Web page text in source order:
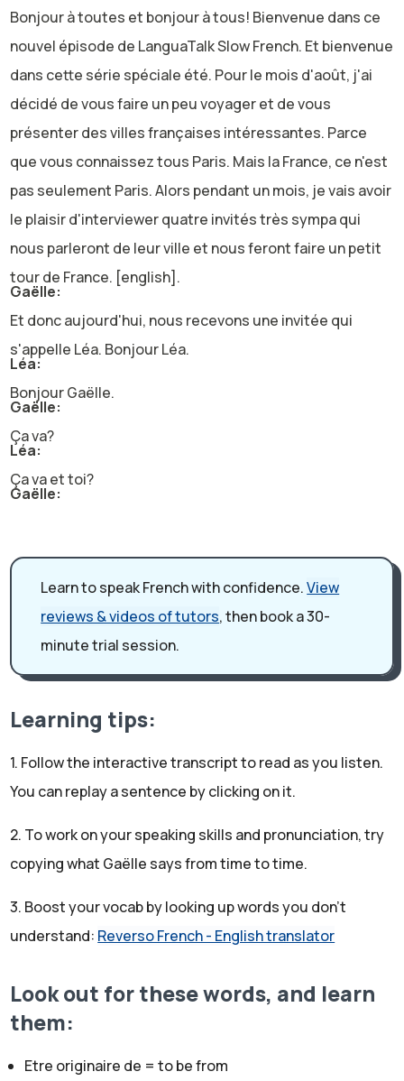
Bonjour à toutes et bonjour à tous! Bienvenue dans ce
nouvel épisode de LanguaTalk Slow French. Et bienvenue
dans cette série spéciale été. Pour le mois d'août, j'ai
décidé de vous faire un peu voyager et de vous
présenter des villes françaises intéressantes. Parce
que vous connaissez tous Paris. Mais la France, ce n'est
pas seulement Paris. Alors pendant un mois, je vais avoir
le plaisir d'interviewer quatre invités très sympa qui
nous parleront de leur ville et nous feront faire un petit
tour de France. [english].
Gaëlle:
Et donc aujourd'hui, nous recevons une invitée qui
s'appelle Léa. Bonjour Léa.
Léa:
Bonjour Gaëlle.
Gaëlle:
Ça va?
Léa:
Ça va et toi?
Gaëlle:
Oui. Alors je m'appelle Léa, j'ai 33 ans. Je vis dans une
petite ville entre Lyon et Saint-Etienne, en France, qui
s'appelle Ferney. Je vis en couple avec Julie, qui est
originaire de Saint-Etienne. Moi, je suis originaire, j'ai
grandi à Lyon. Et dans la vie, je suis psychiatre pour
enfants, adolescents et adultes. Et je travaille entre
Lyon et Saint-Etienne.
Gaëlle:
Très bien. Donc là, Léa nous a donné plusieurs noms de
c'est une très grande ville. Saint-Etienne est une ville un
peu plus petite. De quelle ville tu veux nous parler
aujourd'hui?
Léa:
Eh bien, aujourd'hui, j'aimerais bien vous parler de Lyon,
Gaëlle:
Donc grandi, ça veut dire "to grow up". Donc Lyon, c'est
that city. Très bien. Donc tu veux nous parler de Lyon.
Learn to speak French with confidence.View
reviews & videos of tutors, then book a 30-
minute trial session.
Learning tips:
1. Follow the interactive transcript to read as you listen.
You can replay a sentence by clicking on it.
2. To work on your speaking skills and pronunciation, try
copying what Gaëlle says from time to time.
3. Boost your vocab by looking up words you don't
understand: Reverso French - English translator
Look out for these words, and learn
them:
Etre originaire de = to be from